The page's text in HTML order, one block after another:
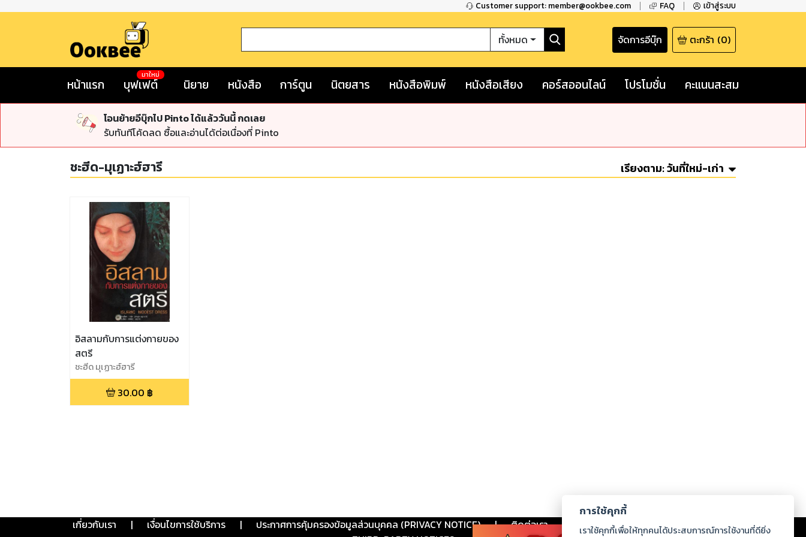
Customer support: member@ookbee.com FAQ เข้าสู่ระบบ
ทั้งหมด จัดการอีบุ๊ก ตะกร้า (0)
หน้าแรก บุฟเฟต์
มาใหม่
นิยาย หนังสือ การ์ตูน นิตยสาร หนังสือพิมพ์ หนังสือเสียง คอร์สออนไลน์ โปรโมชั่น คะแนนสะสม
โอนย้ายอีบุ๊กไป Pinto ได้แล้ววันนี้ กดเลย
รับทันทีโค้ดลด ซื้อและอ่านได้ต่อเนื่องที่ Pinto
ชะฮีด-มุเฏาะฮ์ฮารี เรียงตาม:วันที่ใหม่-เก่า
อิสลามกับการแต่งกายของ
สตรี
ชะฮีด มุเฏาะฮ์ฮารี
30.00 ฿
เกี่ยวกับเรา | เงื่อนไขการใช้บริการ | ประกาศการคุ้มครองข้อมูลส่วนบุคคล (PRIVACY NOTICE) | ติดต่อเรา ร่วมงานกับเรา ดาวน์โหลด
การใช้คุกกี้
เราใช้คุกกี้เพื่อให้ทุกคนได้ประสบการณ์การใช้งานที่ดียิ่ง